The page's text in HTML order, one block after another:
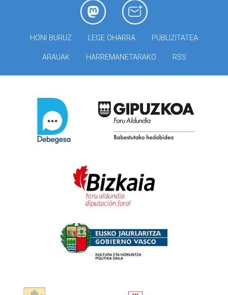
HONI BURUZ LEGE OHARRA PUBLIZITATEA
ARAUAK HARREMANETARAKO RSS